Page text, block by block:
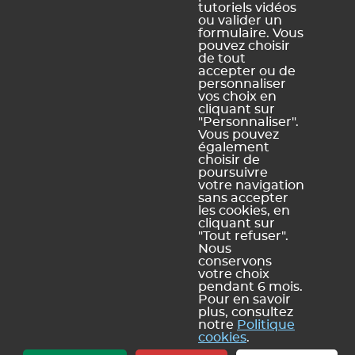
d'accessibilité
numérique
Légal produits
Conditions générales de
vente et d'utilisation
Dispositions relatives à la
protection des données
personnelles
INDEX ÉDUCATION | © 2026
tutoriels vidéos
ou valider un
formulaire. Vous
pouvez choisir
de tout
accepter ou de
personnaliser
vos choix en
cliquant sur
"Personnaliser".
Vous pouvez
également
choisir de
poursuivre
votre navigation
sans accepter
les cookies, en
cliquant sur
"Tout refuser".
Nous
conservons
votre choix
pendant 6 mois.
Pour en savoir
plus, consultez
notre Politique
cookies.